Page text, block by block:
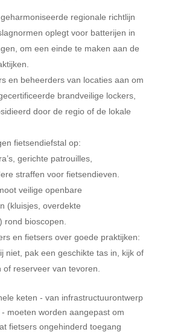
regionale richtlijn
oplegt voor batterijen in
om een einde te maken aan de
en beheerders van locaties aan om
brandveilige lockers,
door de regio of de lokale
fietsendiefstal op:
gerichte patrouilles,
straffen voor fietsendieven.
veilige openbare
(kluisjes, overdekte
rond bioscopen.
en fietsers over goede praktijken:
niet, pak een geschikte tas in, kijk of
reserveer van tevoren.
keten - van infrastructuurontwerp
moeten worden aangepast om
fietsers ongehinderd toegang